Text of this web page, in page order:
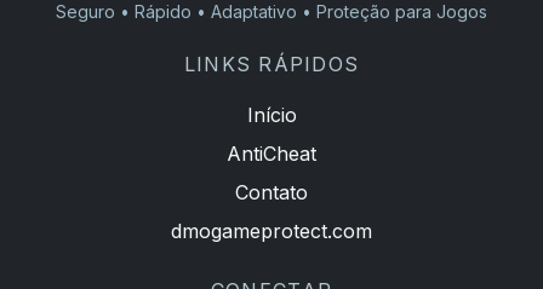
Seguro • Rápido • Adaptativo • Proteção para Jogos
LINKS RÁPIDOS
Início
AntiCheat
Contato
dmogameprotect.com